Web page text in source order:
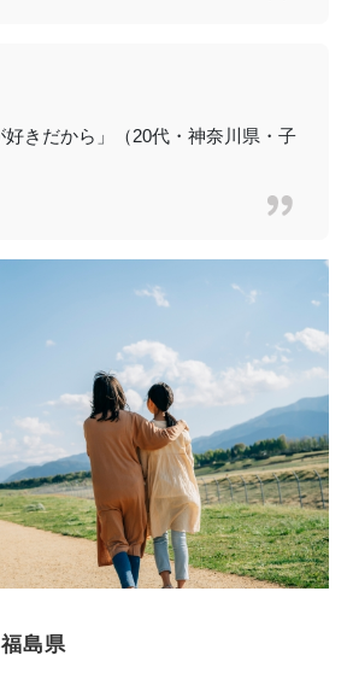
好きだから」（20代・神奈川県・子
島県